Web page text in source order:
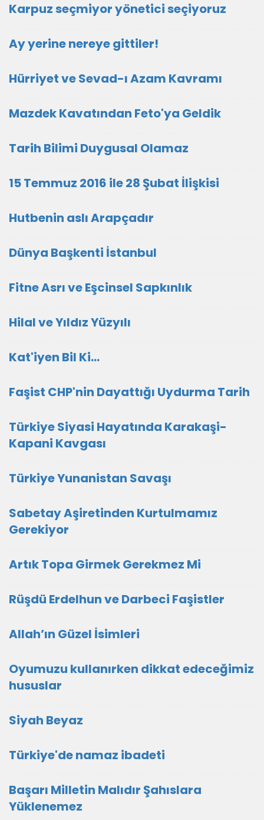
Karpuz seçmiyor yönetici seçiyoruz
Ay yerine nereye gittiler!
Hürriyet ve Sevad-ı Azam Kavramı
Mazdek Kavatından Feto'ya Geldik
Tarih Bilimi Duygusal Olamaz
15 Temmuz 2016 ile 28 Şubat İlişkisi
Hutbenin aslı Arapçadır
Dünya Başkenti İstanbul
Fitne Asrı ve Eşcinsel Sapkınlık
Hilal ve Yıldız Yüzyılı
Kat'iyen Bil Ki…
Faşist CHP'nin Dayattığı Uydurma Tarih
Türkiye Siyasi Hayatında Karakaşi-
Kapani Kavgası
Türkiye Yunanistan Savaşı
Sabetay Aşiretinden Kurtulmamız
Gerekiyor
Artık Topa Girmek Gerekmez Mi
Rüşdü Erdelhun ve Darbeci Faşistler
Allah’ın Güzel İsimleri
Oyumuzu kullanırken dikkat edeceğimiz
hususlar
Siyah Beyaz
Türkiye'de namaz ibadeti
Başarı Milletin Malıdır Şahıslara
Yüklenemez